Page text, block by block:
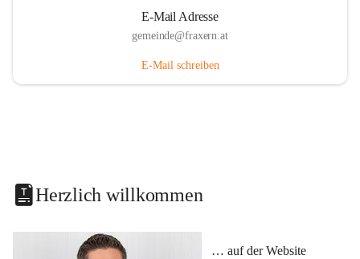
E-Mail Adresse
gemeinde@fraxern.at
E-Mail schreiben
Herzlich willkommen
… auf der Website